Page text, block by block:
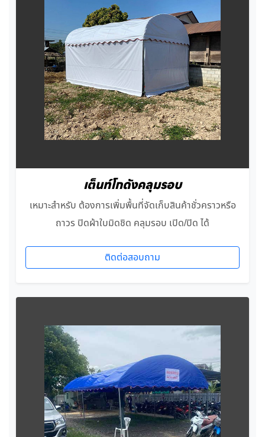
เต็นท์โกดังคลุมรอบ
เหมาะสำหรับ ต้องการเพิ่มพื้นที่จัดเก็บสินค้าชั่วคราวหรือ
ถาวร ปิดผ้าใบมิดชิด คลุมรอบ เปิด/ปิด ได้
ติดต่อสอบถาม